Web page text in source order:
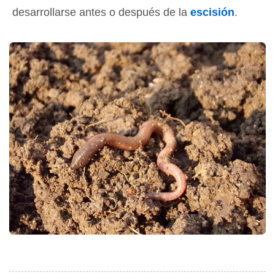
desarrollarse antes o después de la escisión.